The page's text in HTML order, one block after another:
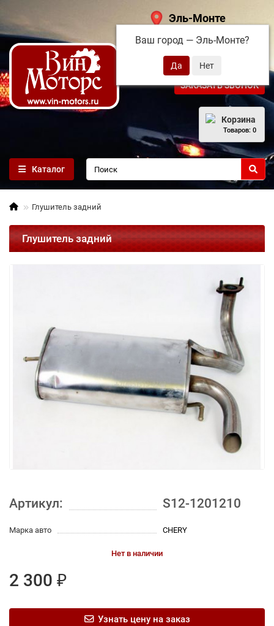
Эль-Монте
Ваш город — Эль-Монте?
+7 (495) 108-68-71
ЗАКАЗАТЬ ЗВОНОК
Корзина
Товаров: 0
Каталог
Глушитель задний
Глушитель задний
Артикул: S12-1201210
Марка авто CHERY
Нет в наличии
2 300 ₽
Узнать цену на заказ